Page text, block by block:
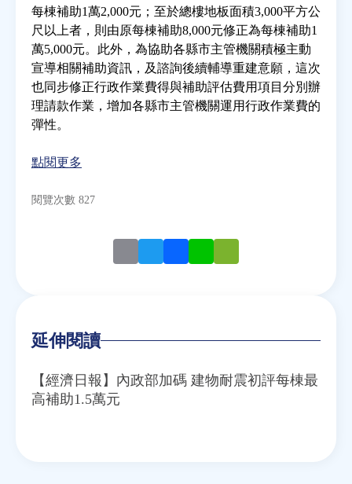
相關連結
訂閱電子報
每棟補助1萬2,000元；至於總樓地板面積3,000平方公
尺以上者，則由原每棟補助8,000元修正為每棟補助1
萬5,000元。此外，為協助各縣市主管機關積極主動
宣導相關補助資訊，及諮詢後續輔導重建意願，這次
也同步修正行政作業費得與補助評估費用項目分別辦
理請款作業，增加各縣市主管機關運用行政作業費的
彈性。
點閱更多
閱覽次數 827
延伸閱讀
【經濟日報】內政部加碼 建物耐震初評每棟最
高補助1.5萬元